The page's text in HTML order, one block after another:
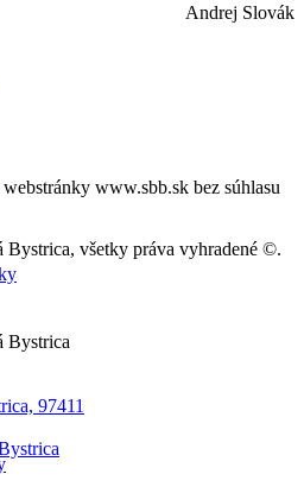
Andrej Slovák
www.sbb.sk bez súhlasu
Bystrica, všetky práva vyhradené ©.
Bystrica
97411